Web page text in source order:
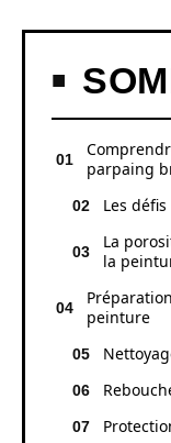
parpaing
Les
La
la
peinture